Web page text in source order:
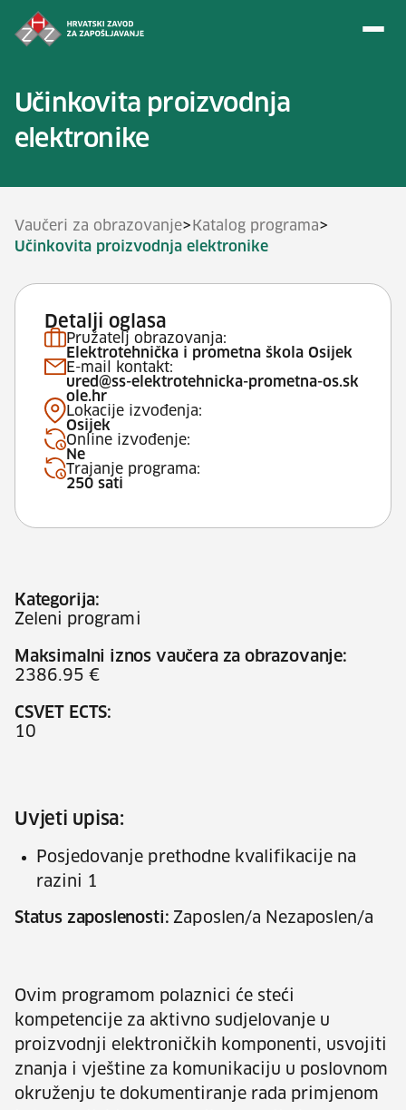
Učinkovita proizvodnja
elektronike
Vaučeri za obrazovanje> Katalog programa>
Učinkovita proizvodnja elektronike
Detalji oglasa
Pružatelj obrazovanja:
Elektrotehnička i prometna škola Osijek
E-mail kontakt:
ured@ss-elektrotehnicka-prometna-os.sk
ole.hr
Lokacije izvođenja:
Osijek
Online izvođenje:
Ne
Trajanje programa:
250 sati
Kategorija:
Zeleni programi
Maksimalni iznos vaučera za obrazovanje:
2386.95 €
CSVET ECTS:
10
Uvjeti upisa:
Posjedovanje prethodne kvalifikacije na
razini 1
Status zaposlenosti: Zaposlen/a Nezaposlen/a
Ovim programom polaznici će steći
kompetencije za aktivno sudjelovanje u
proizvodnji elektroničkih komponenti, usvojiti
znanja i vještine za komunikaciju u poslovnom
okruženju te dokumentiranje rada primjenom